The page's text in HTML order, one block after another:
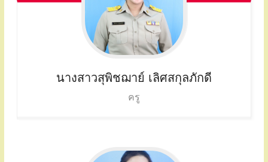
นางสาวสุพิชฌาย์ เลิศสกุลภักดี
ครู